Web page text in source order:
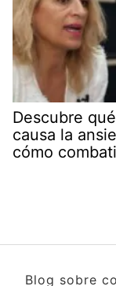
Descubre qué
causa la
cómo
Blog sobre